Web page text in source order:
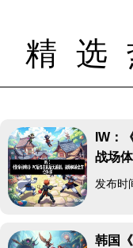
精
IW：
战场
发布时
韩国